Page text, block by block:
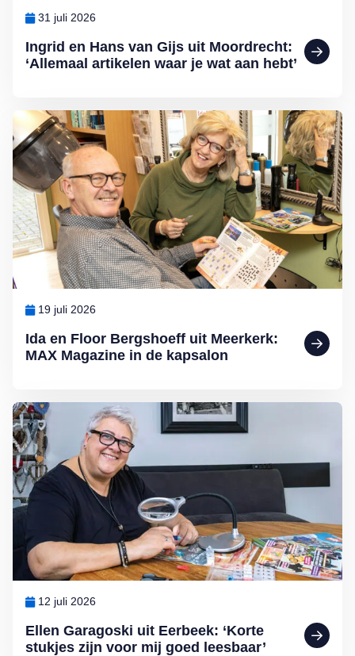
Ingrid en Hans van Gijs uit Moordrecht:
‘Allemaal artikelen waar je wat aan hebt’
31 juli 2026
Ida en Floor Bergshoeff uit Meerkerk:
MAX Magazine in de kapsalon
19 juli 2026
Lees meer over Ida en Floor Bergshoeff uit Meerkerk: MAX
Ellen Garagoski uit Eerbeek: ‘Korte
stukjes zijn voor mij goed leesbaar’
12 juli 2026
Lees meer over Ellen Garagoski uit Eerbeek: ‘Korte stukjes zijn